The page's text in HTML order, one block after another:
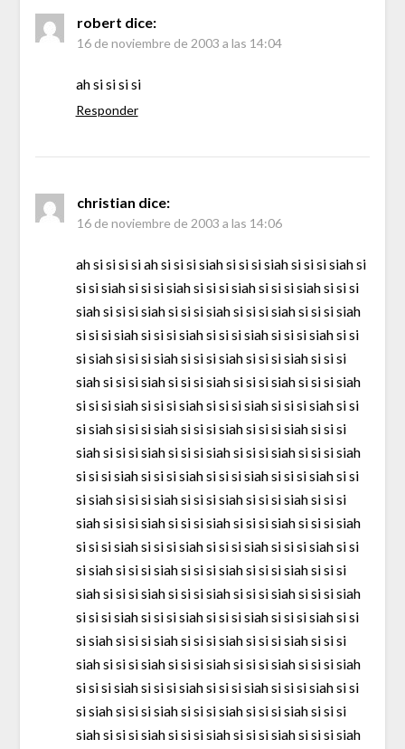
robert dice:
16 de noviembre de 2003 a las 14:04
ah si si si si
Responder
christian dice:
16 de noviembre de 2003 a las 14:06
ah si si si si ah si si si siah si si si siah si si si siah si
si si siah si si si siah si si si siah si si si siah si si si
siah si si si siah si si si siah si si si siah si si si siah
si si si siah si si si siah si si si siah si si si siah si si
si siah si si si siah si si si siah si si si siah si si si
siah si si si siah si si si siah si si si siah si si si siah
si si si siah si si si siah si si si siah si si si siah si si
si siah si si si siah si si si siah si si si siah si si si
siah si si si siah si si si siah si si si siah si si si siah
si si si siah si si si siah si si si siah si si si siah si si
si siah si si si siah si si si siah si si si siah si si si
siah si si si siah si si si siah si si si siah si si si siah
si si si siah si si si siah si si si siah si si si siah si si
si siah si si si siah si si si siah si si si siah si si si
siah si si si siah si si si siah si si si siah si si si siah
si si si siah si si si siah si si si siah si si si siah si si
si siah si si si siah si si si siah si si si siah si si si
siah si si si siah si si si siah si si si siah si si si siah
si si si siah si si si siah si si si siah si si si siah si si
si siah si si si siah si si si siah si si si siah si si si
siah si si si siah si si si siah si si si siah si si si siah